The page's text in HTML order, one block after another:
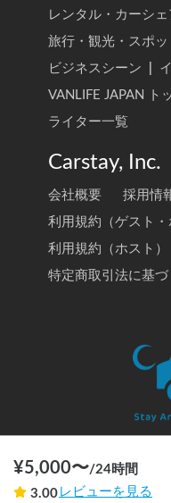
¥5,000〜/24時間
3.00 レビューを見る
レンタル・カーシェ
旅行・観光・スポッ
ビジネスシーン
VANLIFE JAPAN ト
ライター一覧
Carstay, Inc.
会社概要 採用情
利用規約（ゲスト・
利用規約（ホスト）
特定商取引法に基
© 2020